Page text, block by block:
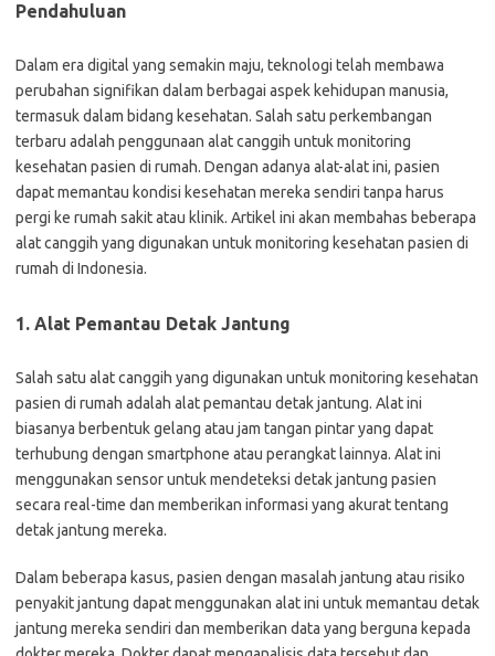
Pendahuluan
Dalam era digital yang semakin maju, teknologi telah membawa
perubahan signifikan dalam berbagai aspek kehidupan manusia,
termasuk dalam bidang kesehatan. Salah satu perkembangan
terbaru adalah penggunaan alat canggih untuk monitoring
kesehatan pasien di rumah. Dengan adanya alat-alat ini, pasien
dapat memantau kondisi kesehatan mereka sendiri tanpa harus
pergi ke rumah sakit atau klinik. Artikel ini akan membahas beberapa
alat canggih yang digunakan untuk monitoring kesehatan pasien di
rumah di Indonesia.
1. Alat Pemantau Detak Jantung
Salah satu alat canggih yang digunakan untuk monitoring kesehatan
pasien di rumah adalah alat pemantau detak jantung. Alat ini
biasanya berbentuk gelang atau jam tangan pintar yang dapat
terhubung dengan smartphone atau perangkat lainnya. Alat ini
menggunakan sensor untuk mendeteksi detak jantung pasien
secara real-time dan memberikan informasi yang akurat tentang
detak jantung mereka.
Dalam beberapa kasus, pasien dengan masalah jantung atau risiko
penyakit jantung dapat menggunakan alat ini untuk memantau detak
jantung mereka sendiri dan memberikan data yang berguna kepada